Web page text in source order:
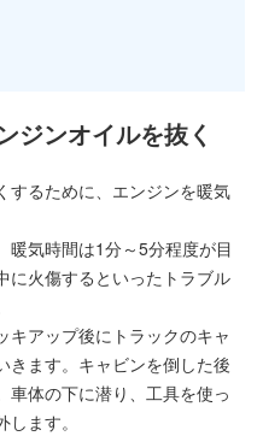
ジンオイルを抜く
するために、エンジンを暖気
暖気時間は1分～5分程度が目
に火傷するといったトラブル
キアップ後にトラックのキャ
きます。キャビンを倒した後
車体の下に潜り、工具を使っ
ます。